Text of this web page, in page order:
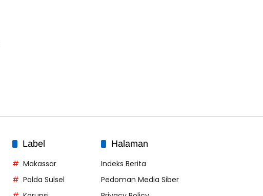
Label
Makassar
Polda Sulsel
Halaman
Indeks Berita
Pedoman Media Siber